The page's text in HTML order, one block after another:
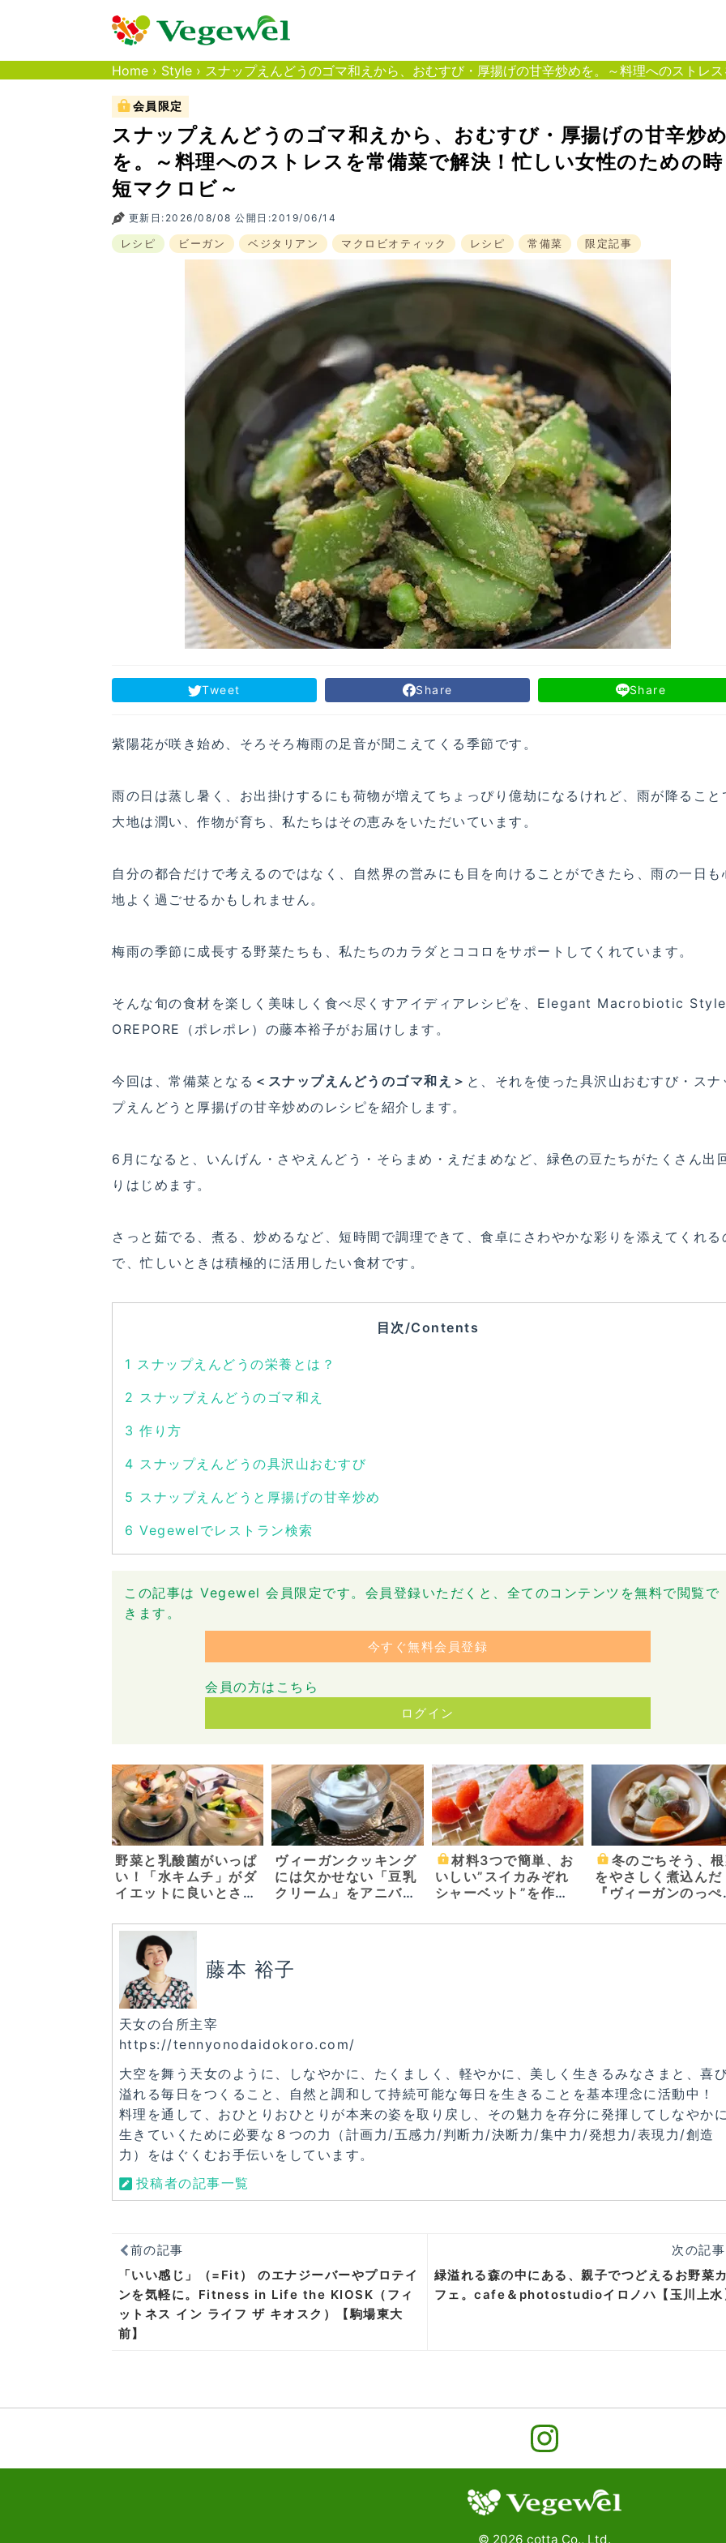
Home › Style › スナップえんどうのゴマ和えから、おむすび・厚揚げの甘辛炒めを。～料理へのストレスを常備
会員限定
スナップえんどうのゴマ和えから、おむすび・厚揚げの甘辛炒
を。～料理へのストレスを常備菜で解決！忙しい女性のための時
短マクロビ～
更新日:2026/08/08 公開日:2019/06/14
レシピ ビーガン ベジタリアン マクロビオティック レシピ 常備菜 限定記事
Tweet Share Share
紫陽花が咲き始め、そろそろ梅雨の足音が聞こえてくる季節です。
雨の日は蒸し暑く、お出掛けするにも荷物が増えてちょっぴり億劫になるけれど、雨が降ること
大地は潤い、作物が育ち、私たちはその恵みをいただいています。
自分の都合だけで考えるのではなく、自然界の営みにも目を向けることができたら、雨の一日も
地よく過ごせるかもしれません。
梅雨の季節に成長する野菜たちも、私たちのカラダとココロをサポートしてくれています。
そんな旬の食材を楽しく美味しく食べ尽くすアイディアレシピを、Elegant Macrobiotic
OREPORE（ポレポレ）の藤本裕子がお届けします。
今回は、常備菜となる ＜スナップえんどうのゴマ和え＞ と、それを使った具沢山おむすび・スナ
プえんどうと厚揚げの甘辛炒めのレシピを紹介します。
6月になると、いんげん・さやえんどう・そらまめ・えだまめなど、緑色の豆たちがたくさん出
りはじめます。
さっと茹でる、煮る、炒めるなど、短時間で調理できて、食卓にさわやかな彩りを添えてくれる
で、忙しいときは積極的に活用したい食材です。
目次/Contents
1 スナップえんどうの栄養とは？
2 スナップえんどうのゴマ和え
3 作り方
4 スナップえんどうの具沢山おむすび
5 スナップえんどうと厚揚げの甘辛炒め
6 Vegewelでレストラン検索
この記事は Vegewel 会員限定です。会員登録いただくと、全てのコンテンツを無料で閲覧で
きます。
今すぐ無料会員登録
会員の方はこちら
ログイン
野菜と乳酸菌がいっぱ
い！「水キムチ」がダ
イエットに良いとされ
ムチの素と二種類の水
キムチ～
ヴィーガンクッキング
には欠かせない「豆乳
クリーム」をアニバー
陽シェフに教えてもら
材料3つで簡単、お
いしい”スイカみぞれ
シャーベット”を作ろ
冬のごちそう、
をやさしく煮込んだ
『ヴィーガンのっ
藤本 裕子
天女の台所主宰
https://tennyonodaidokoro.com/
大空を舞う天女のように、しなやかに、たくましく、軽やかに、美しく生きるみなさまと、喜
溢れる毎日をつくること、自然と調和して持続可能な毎日を生きることを基本理念に活動中！
料理を通して、おひとりおひとりが本来の姿を取り戻し、その魅力を存分に発揮してしなやか
生きていくために必要な８つの力（計画力/五感力/判断力/決断力/集中力/発想力/表現力/創造
力）をはぐくむお手伝いをしています。
投稿者の記事一覧
前の記事
「いい感じ」（=Fit） のエナジーバーやプロテイ
ンを気軽に。Fitness in Life the KIOSK（フィ
ットネス イン ライフ ザ キオスク）【駒場東大
前】
次の記事
緑溢れる森の中にある、親子でつどえるお野菜
フェ。cafe＆photostudioイロノハ【玉川上水
© 2026 cotta Co., Ltd.